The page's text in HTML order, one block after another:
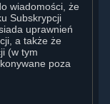
wiadomości, że
Subskrypcji
uprawnień
a także że
(w tym
poza